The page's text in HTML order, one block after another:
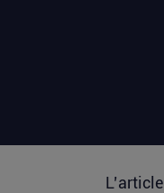
L’article